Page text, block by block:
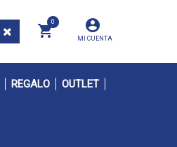
MI CUENTA
0
REGALO OUTLET